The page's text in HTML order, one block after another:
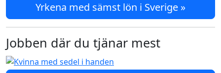
Yrkena med sämst lön i Sverige »
Jobben där du tjänar mest